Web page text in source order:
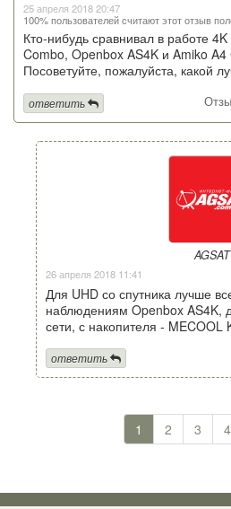
25 апреля 2018 20:47
100% пользователей считают этот отзыв
Кто-нибудь сравнивал в работе
Combo, Openbox AS4K и Amiko A4
Посоветуйте, пожалуйста, какой
ответить
AGSAT
26 апреля 2018 11:41
Для UHD со спутника лучше
наблюдениям Openbox AS4K,
сети, с накопителя - MECOOL
ответить
1 2 3 4